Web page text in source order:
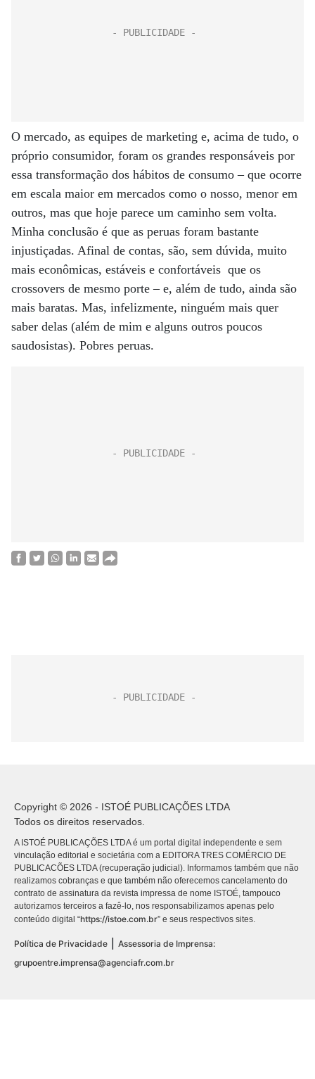
O mercado, as equipes de marketing e, acima de tudo, o
próprio consumidor, foram os grandes responsáveis por
essa transformação dos hábitos de consumo – que ocorre
em escala maior em mercados como o nosso, menor em
outros, mas que hoje parece um caminho sem volta.
Minha conclusão é que as peruas foram bastante
injustiçadas. Afinal de contas, são, sem dúvida, muito
mais econômicas, estáveis e confortáveis que os
crossovers de mesmo porte – e, além de tudo, ainda são
mais baratas. Mas, infelizmente, ninguém mais quer
saber delas (além de mim e alguns outros poucos
saudosistas). Pobres peruas.
Copyright © 2026 - ISTOÉ PUBLICAÇÕES LTDA
Todos os direitos reservados.
A ISTOÉ PUBLICAÇÕES LTDA é um portal digital independente e sem
vinculação editorial e societária com a EDITORA TRES COMÉRCIO DE
PUBLICACÕES LTDA (recuperação judicial). Informamos também que não
realizamos cobranças e que também não oferecemos cancelamento do
contrato de assinatura da revista impressa de nome ISTOÉ, tampouco
autorizamos terceiros a fazê-lo, nos responsabilizamos apenas pelo
conteúdo digital “https://istoe.com.br” e seus respectivos sites.
Política de Privacidade
Assessoria de Imprensa:
grupoentre.imprensa@agenciafr.com.br